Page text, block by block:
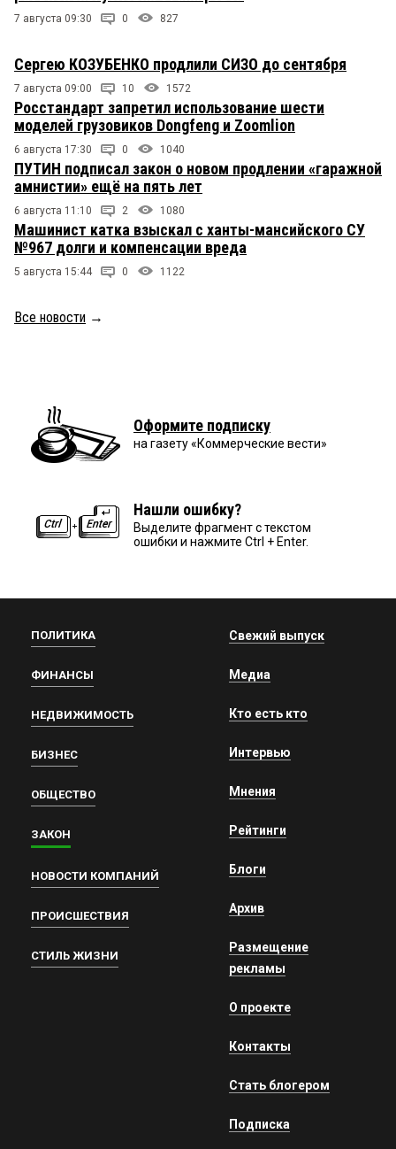
7 августа 09:30 0 827
Сергею КОЗУБЕНКО продлили СИЗО до сентября
7 августа 09:00 10 1572
Росстандарт запретил использование шести
моделей грузовиков Dongfeng и Zoomlion
6 августа 17:30 0 1040
ПУТИН подписал закон о новом продлении «гаражной
амнистии» ещё на пять лет
6 августа 11:10 2 1080
Машинист катка взыскал с ханты-мансийского СУ
№967 долги и компенсации вреда
5 августа 15:44 0 1122
Все новости →
Оформите подписку
на газету «Коммерческие вести»
Нашли ошибку?
Выделите фрагмент с текстом
ошибки и нажмите Ctrl + Enter.
ПОЛИТИКА
ФИНАНСЫ
НЕДВИЖИМОСТЬ
БИЗНЕС
ОБЩЕСТВО
ЗАКОН
НОВОСТИ КОМПАНИЙ
ПРОИСШЕСТВИЯ
СТИЛЬ ЖИЗНИ
Свежий выпуск
Медиа
Кто есть кто
Интервью
Мнения
Рейтинги
Блоги
Архив
Размещение
рекламы
О проекте
Контакты
Стать блогером
Подписка